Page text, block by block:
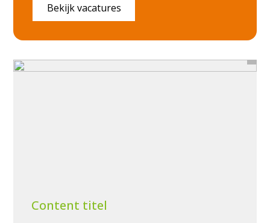
Bekijk vacatures
Content titel